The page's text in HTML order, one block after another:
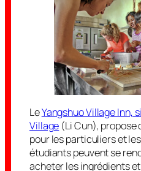
LeYangshuo Village Inn,
Village (Li Cun), propose
pour les particuliers et
étudiants peuvent se
acheter les ingrédients